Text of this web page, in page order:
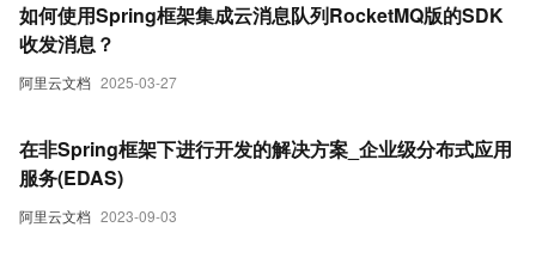
阿里云文档 2025-03-27
如何使用Spring框架集成云消息队列RocketMQ版的SDK
收发消息？
阿里云文档 2023-09-03
在非Spring框架下进行开发的解决方案_企业级分布式应用
服务(EDAS)